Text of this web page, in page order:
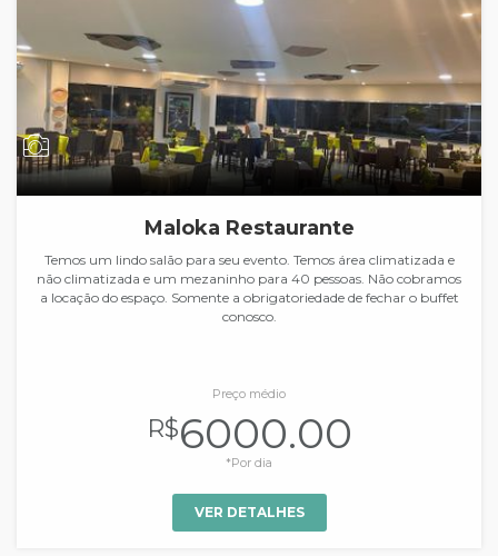
Maloka Restaurante
Temos um lindo salão para seu evento. Temos área climatizada e
não climatizada e um mezaninho para 40 pessoas. Não cobramos
a locação do espaço. Somente a obrigatoriedade de fechar o buffet
conosco.
Preço médio
R$6000.00
*Por dia
VER DETALHES